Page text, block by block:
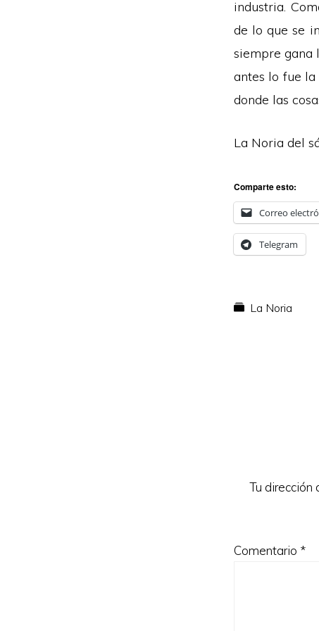
industria.
de lo que se
siempre gana
antes lo fue
donde las
La Noria del
Comparte esto:
Correo
Telegram
La Noria
lectores
Tu dirección
Comentario *